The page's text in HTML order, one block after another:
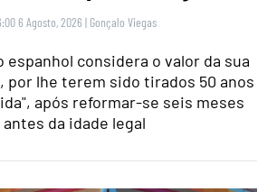
6 Agosto, 2026 | Gonçalo Viegas
considera o valor da sua
por lhe terem sido tirados 50 anos
após reformar-se seis meses
antes da idade legal